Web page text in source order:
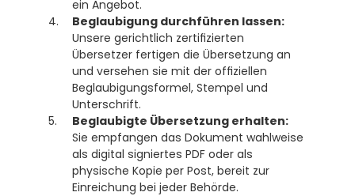
ein Angebot.
Beglaubigung durchführen lassen:
Unsere gerichtlich zertifizierten
Übersetzer fertigen die Übersetzung an
und versehen sie mit der offiziellen
Beglaubigungsformel, Stempel und
Unterschrift.
Beglaubigte Übersetzung erhalten:
Sie empfangen das Dokument wahlweise
als digital signiertes PDF oder als
physische Kopie per Post, bereit zur
Einreichung bei jeder Behörde.